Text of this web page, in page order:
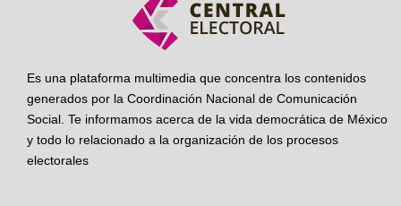
Es una plataforma multimedia que concentra los contenidos
generados por la Coordinación Nacional de Comunicación
Social. Te informamos acerca de la vida democrática de México
y todo lo relacionado a la organización de los procesos
electorales